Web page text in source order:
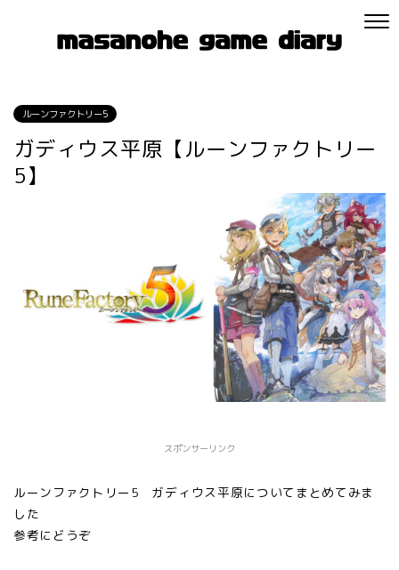
ルーンファクトリー5
ガディウス平原【ルーンファクトリー
5】
スポンサーリンク
ルーンファクトリー5 ガディウス平原についてまとめてみま
した
参考にどうぞ